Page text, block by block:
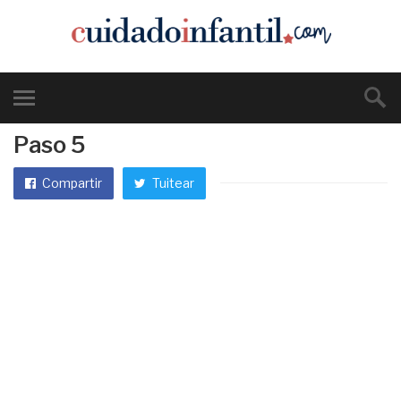
Paso 5
Compartir Tuitear